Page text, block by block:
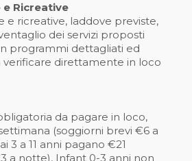
Ricreative
e ricreative, laddove previste,
dei servizi proposti
programmi dettagliati ed
verificare direttamente in loco
da pagare in loco,
(soggiorni brevi €6 a
3 a 11 anni pagano €21
a notte), Infant 0-3 anni non